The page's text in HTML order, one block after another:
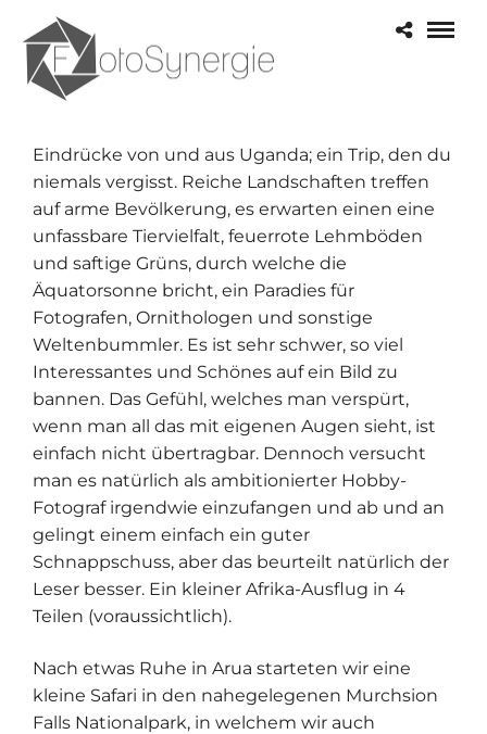
Eindrücke von und aus Uganda; ein Trip, den du
niemals vergisst. Reiche Landschaften treffen
auf arme Bevölkerung, es erwarten einen eine
unfassbare Tiervielfalt, feuerrote Lehmböden
und saftige Grüns, durch welche die
Äquatorsonne bricht, ein Paradies für
Fotografen, Ornithologen und sonstige
Weltenbummler. Es ist sehr schwer, so viel
Interessantes und Schönes auf ein Bild zu
bannen. Das Gefühl, welches man verspürt,
wenn man all das mit eigenen Augen sieht, ist
einfach nicht übertragbar. Dennoch versucht
man es natürlich als ambitionierter Hobby-
Fotograf irgendwie einzufangen und ab und an
gelingt einem einfach ein guter
Schnappschuss, aber das beurteilt natürlich der
Leser besser. Ein kleiner Afrika-Ausflug in 4
Teilen (voraussichtlich).
Nach etwas Ruhe in Arua starteten wir eine
kleine Safari in den nahegelegenen Murchsion
Falls Nationalpark, in welchem wir auch